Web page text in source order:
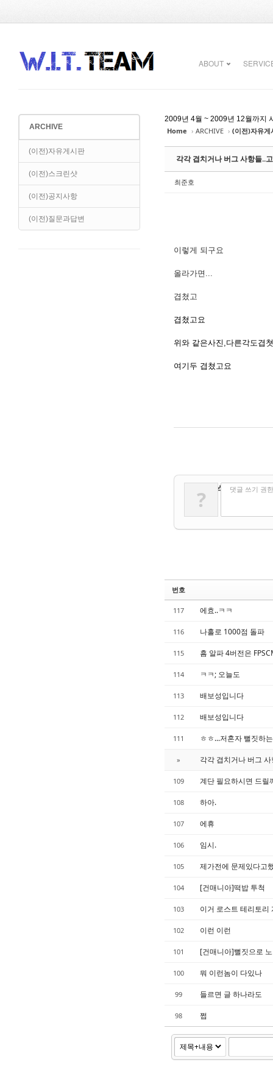
ABOUT
ARCHIVE
(이전)자유게시판
(이전)스크린샷
(이전)공지사항
(이전)질문과답변
2009년 4월 ~ 2009년 12월까지
Home › ARCHIVE › (이전)자유게
각각 겹치거나 버그 사항들..
최준호
이렇게 되구요
올라가면...
겹쳤고
겹쳤고요
위와 같은사진,다른각도겹
여기두 겹쳤고요
댓글 쓰기
? 댓글 쓰기 권
번호
117 에효..ㅋㅋ
116 나홀로 1000점 돌파
115 흠 알파 4버전은
114 ㅋㅋ; 오늘도
113 배보성입니다
112 배보성입니다
111 ㅎㅎ...저혼자 뻘짓하
» 각각 겹치거나 버그
109 계단 필요하시면 드릴
108 하아.
107 에휴
106 임시.
105 제가전에 문제있다고
104 [건매니아]떡밥 투척
103 이거 로스트 테리토리
102 이런 이런
101 [건매니아]뻘짓으로
100 뭐 이런놈이 다있나
99 들르면 글 하나라도
98 쩝
Sketchbook5, 스케치북5
Sketchbook5, 스케치북5
Sketchbook5, 스케치북5
Sketchbook5, 스케치북5